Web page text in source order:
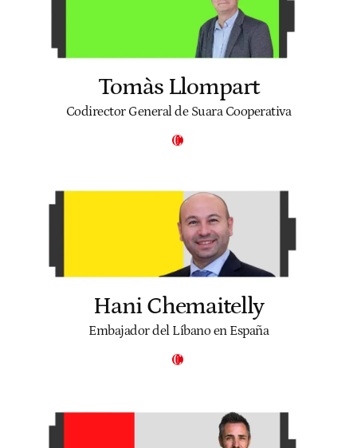
Tomàs Llompart
Codirector General de Suara Cooperativa
Hani Chemaitelly
Embajador del Líbano en España